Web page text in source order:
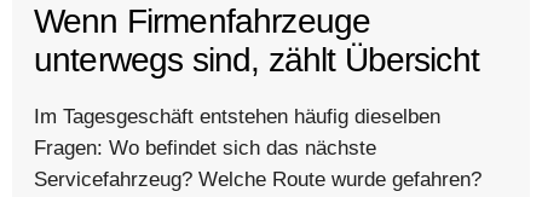
Wenn Firmenfahrzeuge
unterwegs sind, zählt Übersicht
Im Tagesgeschäft entstehen häufig dieselben
Fragen: Wo befindet sich das nächste
Servicefahrzeug? Welche Route wurde gefahren?